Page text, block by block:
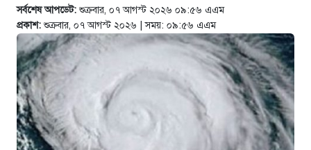
আলিম পরীক্ষার স্থগিতকৃত বিষয়সমূহের
সূচি প্রকাশ
৬ ঘণ্টা আগে
‘সর্বক্ষেত্রে রাজনীতি স্বচ্ছ ও
প্রতিদ্বন্দ্বিতামূলক হওয়া উচিত’
৬ ঘণ্টা আগে
সর্বশেষ আপডেট: শুক্রবার, ০৭ আগস্ট ২০২৬ ০৯:৫৬ এএম
প্রকাশ: শুক্রবার, ০৭ আগস্ট ২০২৬ | সময়: ০৯:৫৬ এএম